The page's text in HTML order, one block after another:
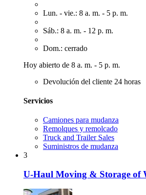
Lun. - vie.: 8 a. m. - 5 p. m.
Sáb.: 8 a. m. - 12 p. m.
Dom.: cerrado
Hoy abierto de 8 a. m. - 5 p. m.
Devolución del cliente 24 horas
Servicios
Camiones para mudanza
Remolques y remolcado
Truck and Trailer Sales
Suministros de mudanza
3
U-Haul Moving & Storage of